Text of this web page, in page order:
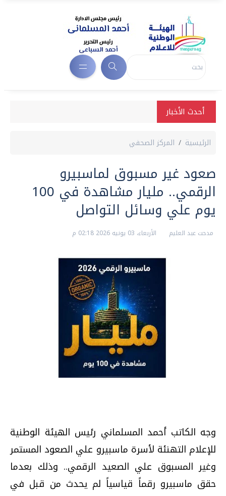
أحدث الأخبار
الرئيسية المركز الصحفي
صعود غير مسبوق لماسبيرو
الرقمي.. مليار مشاهدة في 100
يوم علي وسائل التواصل
مدحت عبد العليم الأربعاء، 03 يونيه 2026 02:18 م
وجه الكاتب أحمد المسلماني رئيس الهيئة الوطنية
للإعلام التهنئة لأسرة ماسبيرو علي الصعود المستمر
وغير المسبوق علي الصعيد الرقمي.. وذلك بعدما
حقق ماسبيرو رقماً قياسياً لم يحدث من قبل في